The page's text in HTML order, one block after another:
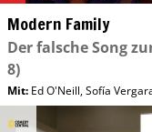
Modern Family
Der falsche Song
8)
Mit: Ed O'Neill,Sofía